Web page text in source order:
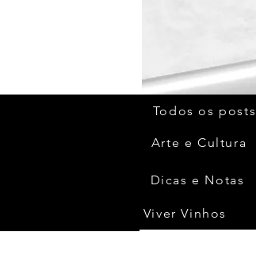
Todos os posts
Arte e Cultura
Dicas e Notas
Viver Vinhos